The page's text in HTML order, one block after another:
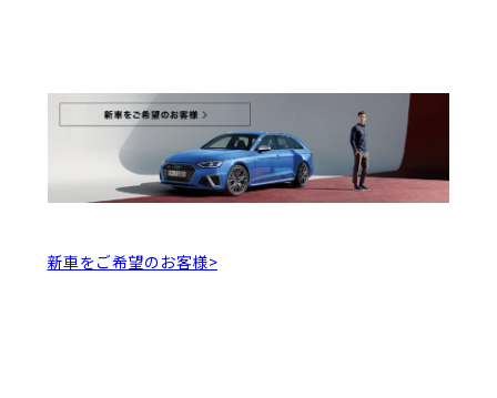
新車をご希望のお客様>